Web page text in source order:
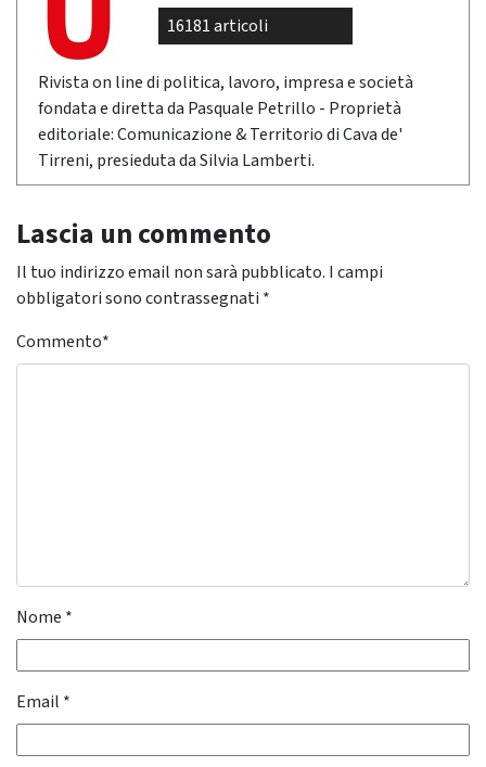
16181 articoli
Rivista on line di politica, lavoro, impresa e società
fondata e diretta da Pasquale Petrillo - Proprietà
editoriale: Comunicazione & Territorio di Cava de'
Tirreni, presieduta da Silvia Lamberti.
Lascia un commento
Il tuo indirizzo email non sarà pubblicato. I campi
obbligatori sono contrassegnati *
Commento*
Nome *
Email *